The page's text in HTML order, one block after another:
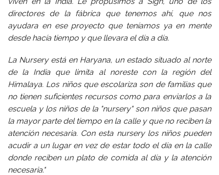
directores de la fábrica que tenemos ahí, que nos
ayudara en ese proyecto que teníamos ya en mente
desde hacía tiempo y que llevara el día a día.
La Nursery está en Haryana, un estado situado al norte
de la India que limita al noreste con la región del
Himalaya. Los niños que escolariza son de familias que
no tienen suficientes recursos como para enviarlos a la
escuela y los niños de la "nursery" son niños que pasan
la mayor parte del tiempo en la calle y que no reciben la
atención necesaria. Con esta nursery los niños pueden
acudir a un lugar en vez de estar todo el día en la calle
donde reciben un plato de comida al día y la atención
necesaria."